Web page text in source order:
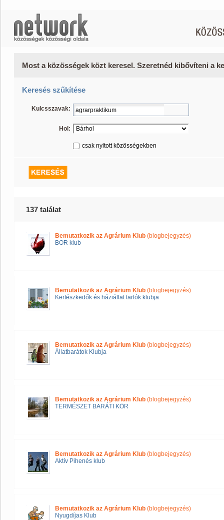
Most a közösségek közt keresel. Szeretnéd kibővíteni a
Keresés szűkítése
Kulcsszavak:
Hol:
csak nyitott közösségekben
137 találat
Bemutatkozik az Agrárium Klub (blogbejegyzés)
BOR klub
Bemutatkozik az Agrárium Klub (blogbejegyzés)
Kertészkedők és háziállat tartók klubja
Bemutatkozik az Agrárium Klub (blogbejegyzés)
Állatbarátok Klubja
Bemutatkozik az Agrárium Klub (blogbejegyzés)
TERMÉSZET BARÁTI KÖR
Bemutatkozik az Agrárium Klub (blogbejegyzés)
Aktív Pihenés klub
Bemutatkozik az Agrárium Klub (blogbejegyzés)
Nyugdíjas Klub